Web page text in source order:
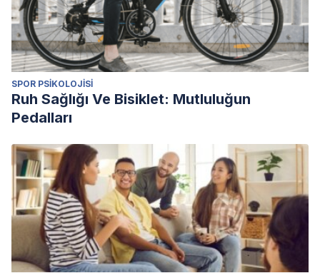
SPOR PSIKOLOJISI
Ruh Sağlığı Ve Bisiklet: Mutluluğun
Pedalları